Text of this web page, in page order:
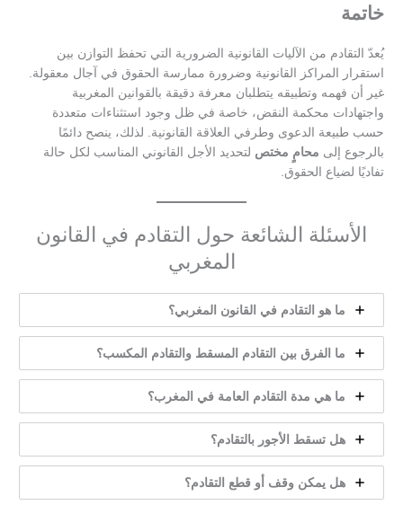
خاتمة
يُعدّ التقادم من الآليات القانونية الضرورية التي تحفظ التوازن بين
استقرار المراكز القانونية وضرورة ممارسة الحقوق في آجال معقولة.
غير أن فهمه وتطبيقه يتطلبان معرفة دقيقة بالقوانين المغربية
واجتهادات محكمة النقض، خاصة في ظل وجود استثناءات متعددة
حسب طبيعة الدعوى وطرفي العلاقة القانونية. لذلك، ينصح دائمًا
بالرجوع إلى محامٍ مختص لتحديد الأجل القانوني المناسب لكل حالة
تفاديًا لضياع الحقوق.
الأسئلة الشائعة حول التقادم في القانون
المغربي
ما هو التقادم في القانون المغربي؟
ما الفرق بين التقادم المسقط والتقادم المكسب؟
ما هي مدة التقادم العامة في المغرب؟
هل تسقط الأجور بالتقادم؟
هل يمكن وقف أو قطع التقادم؟